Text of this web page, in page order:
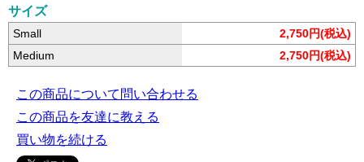
サイズ
Small
2,750円(税込)
Medium
2,750円(税込)
この商品について問い合わせる
この商品を友達に教える
買い物を続ける